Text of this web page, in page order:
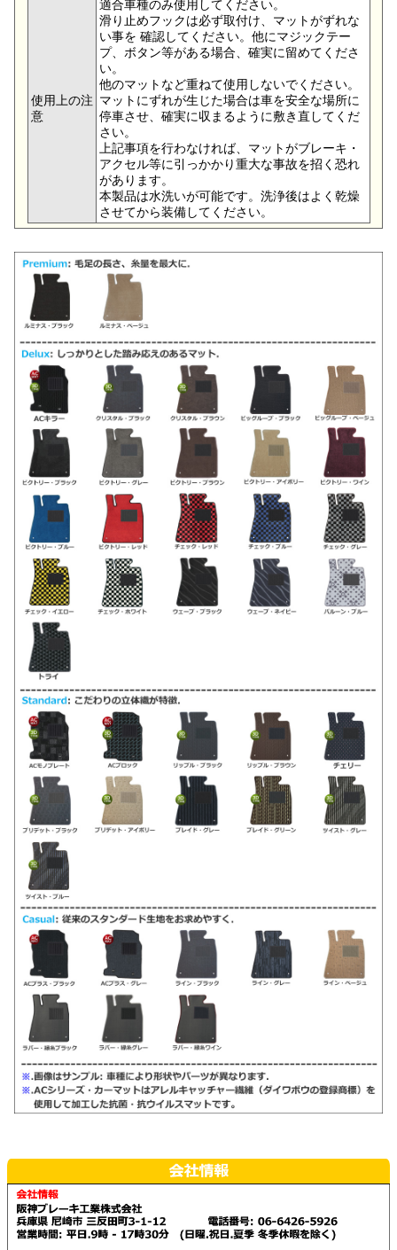
使用上の注
意
適合車種のみ使用してください。
滑り止めフックは必ず取付け、マットがずれな
い事を 確認してください。他にマジックテー
プ、ボタン等がある場合、確実に留めてくださ
い。
他のマットなど重ねて使用しないでください。
マットにずれが生じた場合は車を安全な場所に
停車させ、確実に収まるように敷き直してくだ
さい。
上記事項を行わなければ、マットがブレーキ・
アクセル等に引っかかり重大な事故を招く恐れ
があります。
本製品は水洗いが可能です。洗浄後はよく乾燥
させてから装備してください。